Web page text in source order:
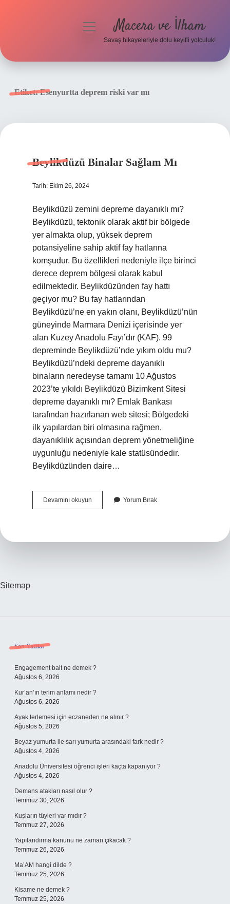
menüyüMacera ve İlham
Savaş hikayeleriyle dolu keyifli yolculuk!
Etiket:Esenyurtta deprem riski var mı
Beylikdüzü Binalar Sağlam Mı
Tarih: Ekim 26, 2024
Beylikdüzü zemini depreme dayanıklı mı?
Beylikdüzü, tektonik olarak aktif bir bölgede
yer almakta olup, yüksek deprem
potansiyeline sahip aktif fay hatlarına
komşudur. Bu özellikleri nedeniyle ilçe birinci
derece deprem bölgesi olarak kabul
edilmektedir. Beylikdüzünden fay hattı
geçiyor mu? Bu fay hatlarından
Beylikdüzü’ne en yakın olanı, Beylikdüzü’nün
güneyinde Marmara Denizi içerisinde yer
alan Kuzey Anadolu Fayı’dır (KAF). 99
depreminde Beylikdüzü’nde yıkım oldu mu?
Beylikdüzü’ndeki depreme dayanıklı
binaların neredeyse tamamı 10 Ağustos
2023’te yıkıldı Beylikdüzü Bizimkent Sitesi
depreme dayanıklı mı? Emlak Bankası
tarafından hazırlanan web sitesi; Bölgedeki
ilk yapılardan biri olmasına rağmen,
dayanıklılık açısından deprem yönetmeliğine
uygunluğu nedeniyle kale statüsündedir.
Beylikdüzünden daire…
Devamını okuyun Beylikdüzü
Binalar
Yorum Bırak
Sitemap
Sidebar
Son Yazılar
Engagement bait ne demek ?
Ağustos 6, 2026
Kur’an’ın terim anlamı nedir ?
Ağustos 6, 2026
Ayak terlemesi için eczaneden ne alınır ?
Ağustos 5, 2026
Beyaz yumurta ile sarı yumurta arasındaki fark nedir ?
Ağustos 4, 2026
Anadolu Üniversitesi öğrenci işleri kaçta kapanıyor ?
Ağustos 4, 2026
Demans atakları nasıl olur ?
Temmuz 30, 2026
Kuşların tüyleri var mıdır ?
Temmuz 27, 2026
Yapılandırma kanunu ne zaman çıkacak ?
Temmuz 26, 2026
Ma’AM hangi dilde ?
Temmuz 25, 2026
Kisame ne demek ?
Temmuz 25, 2026